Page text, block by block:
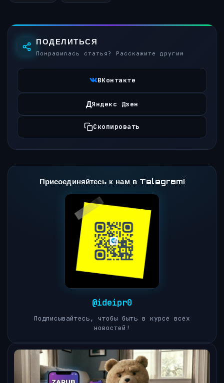
ПОДЕЛИТЬСЯ
Понравилась статья? Расскажите другим
ВКонтакте
ДЯндекс Дзен
Скопировать
Присоединяйтесь к нам в Telegram!
@ideipr0
Подписывайтесь, чтобы быть в курсе всех
новостей!